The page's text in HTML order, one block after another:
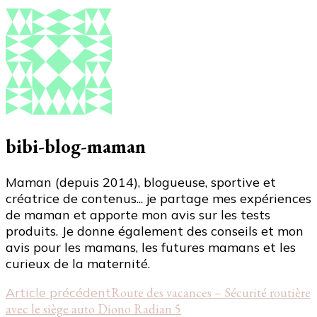
bibi-blog-maman
Maman (depuis 2014), blogueuse, sportive et
créatrice de contenus... je partage mes expériences
de maman et apporte mon avis sur les tests
produits. Je donne également des conseils et mon
avis pour les mamans, les futures mamans et les
curieux de la maternité.
Navigation
Article précédentRoute des vacances – Sécurité routière
avec le siège auto Diono Radian 5